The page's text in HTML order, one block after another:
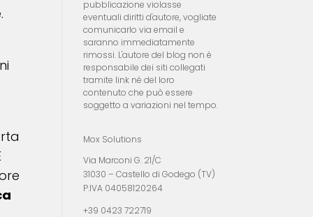
pubblicazione violasse
eventuali diritti d'autore, vogliate
comunicarlo via email e
saranno immediatamente
rimossi. L'autore del blog non è
responsabile dei siti collegati
tramite link né del loro
contenuto che può essere
soggetto a variazioni nel tempo.
Mox Solutions
Via Marconi G. 21/C
31030 – Castello di Godego (TV)
P.IVA 04058120264
+39 0423 722719